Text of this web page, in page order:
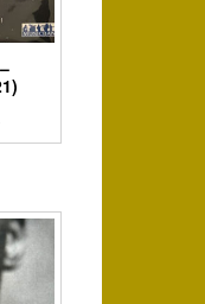
kr..